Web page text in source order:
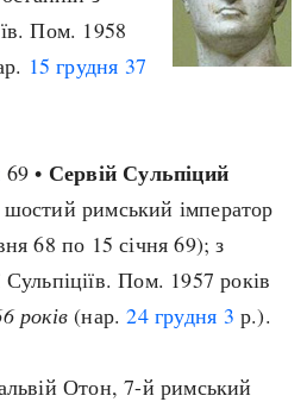
Пом. 1958
15 грудня 37
69 • Сервій Сульпіций
римський імператор
68 по 15 січня 69); з
Сульпіціїв. Пом. 1957 років
років (нар.24 грудня 3 р.).
Отон, 7-й римський